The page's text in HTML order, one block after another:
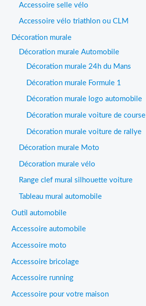
Accessoire selle vélo
Accessoire vélo triathlon ou CLM
Décoration murale
Décoration murale Automobile
Décoration murale 24h du Mans
Décoration murale Formule 1
Décoration murale logo automobile
Décoration murale voiture de course
Décoration murale voiture de rallye
Décoration murale Moto
Décoration murale vélo
Range clef mural silhouette voiture
Tableau mural automobile
Outil automobile
Accessoire automobile
Accessoire moto
Accessoire bricolage
Accessoire running
Accessoire pour votre maison